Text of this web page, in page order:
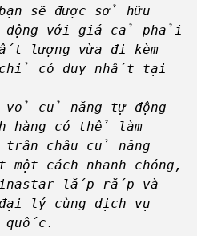
sẽ được sở hữu
động với giá cả phải
lượng vừa đi kèm
có duy nhất tại
củ năng tự động
hàng có thể làm
trân châu củ năng
cách nhanh chóng,
lắp rắp và
lý cùng dịch vụ
quốc.